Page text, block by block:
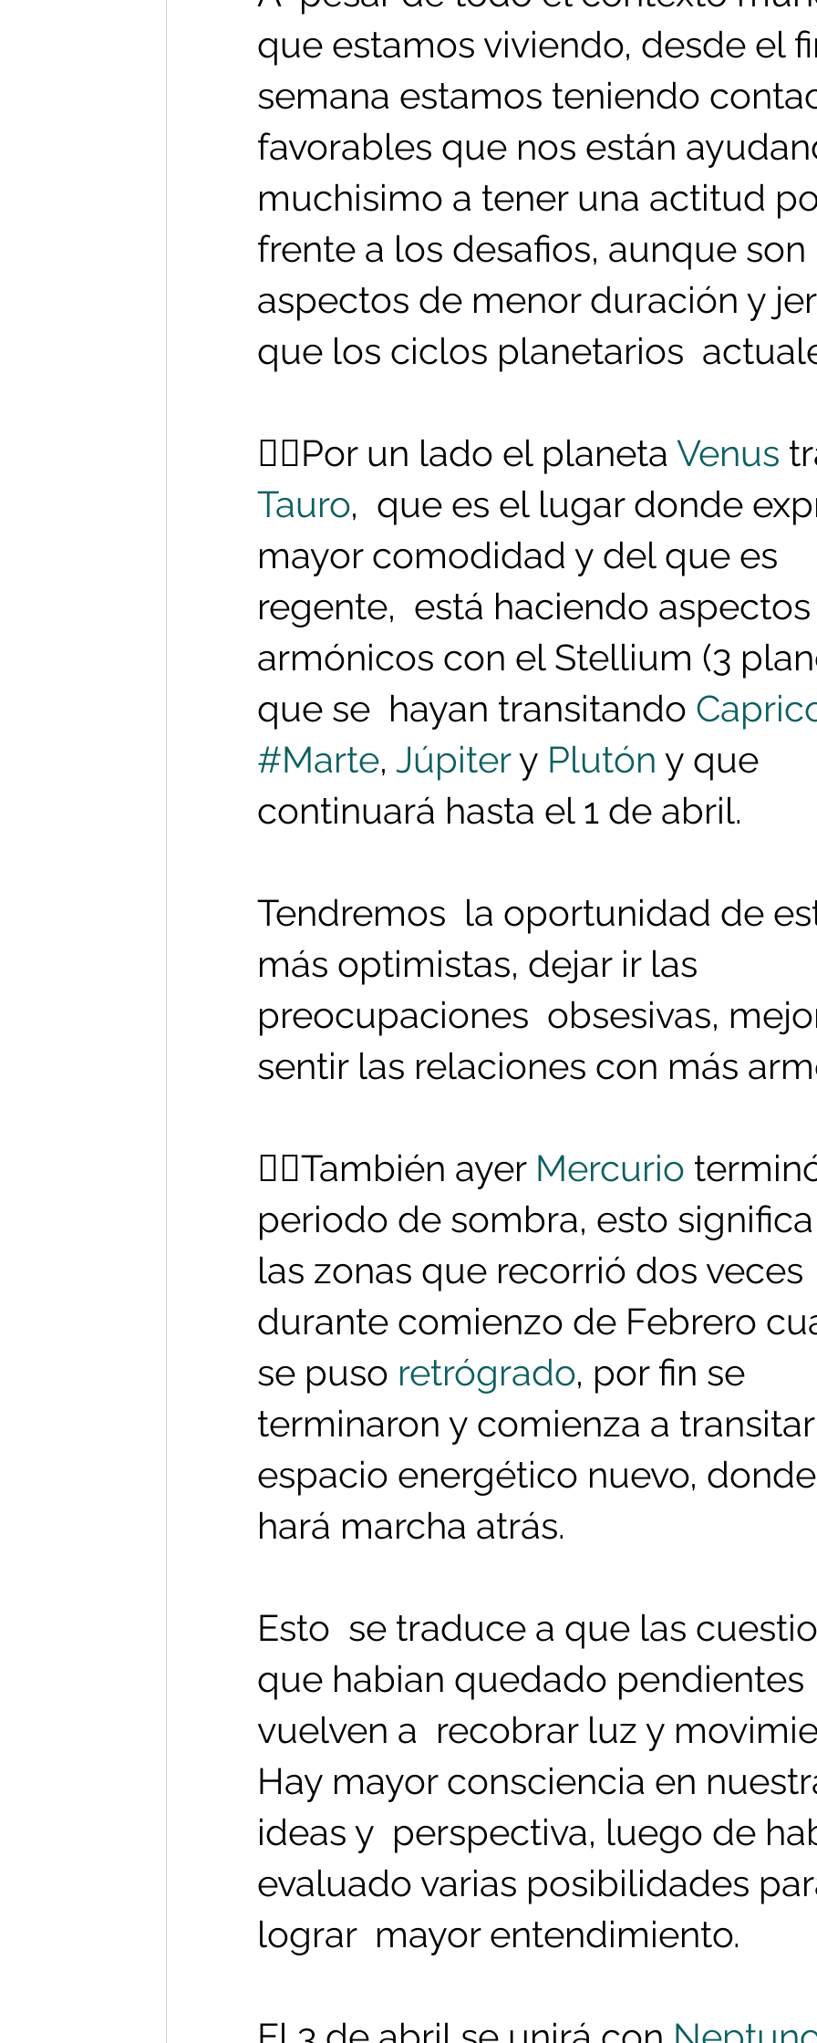
que estamos viviendo, desde el
semana estamos teniendo
favorables que nos están
muchisimo a tener una actitud
frente a los desafios, aunque
aspectos de menor duración y
que los ciclos planetarios
👉🏻Por un lado el planeta Venus
Tauro,  que es el lugar donde
mayor comodidad y del que es
regente,  está haciendo
armónicos con el Stellium (3
que se  hayan transitando
#Marte, Júpiter y Plutón y que
continuará hasta el 1 de abril.
Tendremos  la oportunidad de
más optimistas, dejar ir las
preocupaciones  obsesivas,
sentir las relaciones con más
👉🏻También ayer Mercurio
periodo de sombra, esto
las zonas que recorrió dos veces
durante comienzo de Febrero
se puso retrógrado, por fin se
terminaron y comienza a
espacio energético nuevo,
hará marcha atrás.
Esto  se traduce a que las
que habian quedado pendientes
vuelven a  recobrar luz y
Hay mayor consciencia en
ideas y  perspectiva, luego de
evaluado varias posibilidades
lograr  mayor entendimiento.